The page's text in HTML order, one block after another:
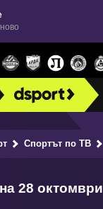
Спортът по ТВ
28 октомври